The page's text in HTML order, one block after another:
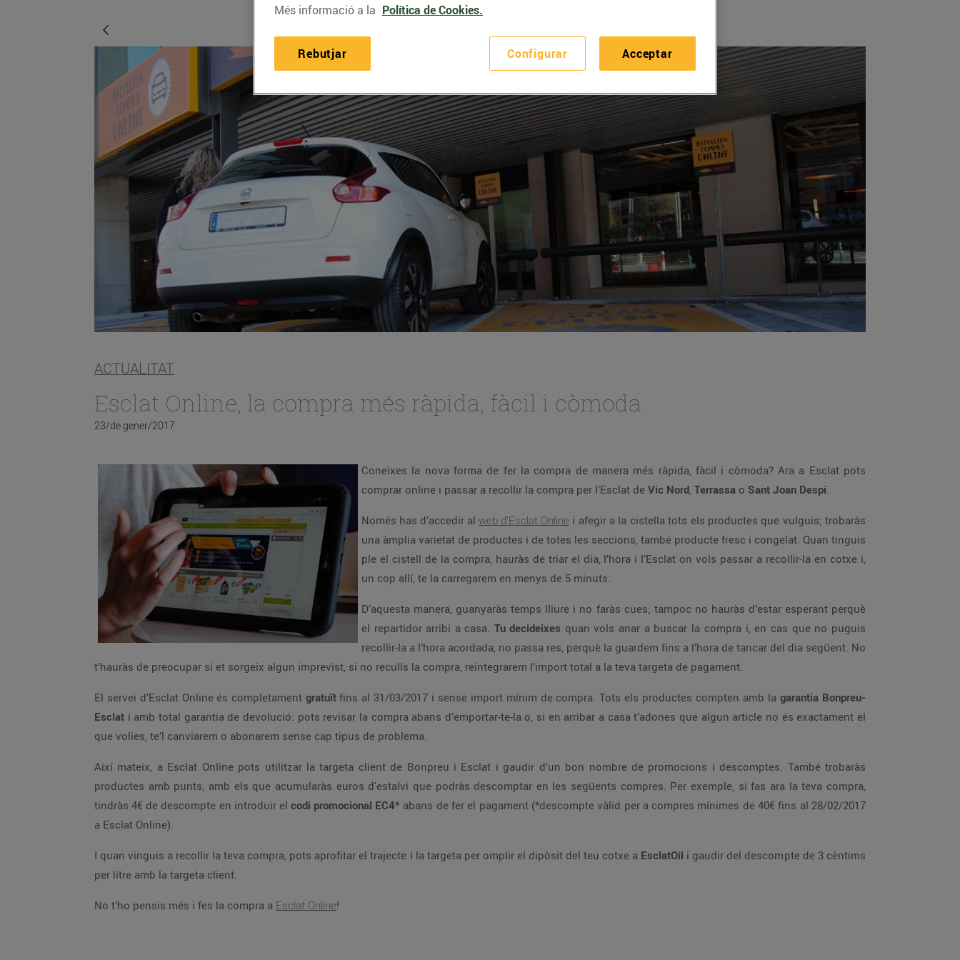
ACTUALITAT
Esclat Online, la compra més ràpida, fàcil i còmoda
23/de gener/2017
Coneixes la nova forma de fer la compra de manera més ràpida, fàcil i còmoda? Ara a Esclat pots
comprar online i passar a recollir la compra per l’Esclat de Vic Nord, Terrassa o Sant Joan Despí.
Només has d’accedir al web d’Esclat Online i afegir a la cistella tots els productes que vulguis; trobaràs
una àmplia varietat de productes i de totes les seccions, també producte fresc i congelat. Quan tinguis
ple el cistell de la compra, hauràs de triar el dia, l’hora i l’Esclat on vols passar a recollir-la en cotxe i,
un cop allí, te la carregarem en menys de 5 minuts.
D’aquesta manera, guanyaràs temps lliure i no faràs cues; tampoc no hauràs d’estar esperant perquè
el repartidor arribi a casa. Tu decideixes quan vols anar a buscar la compra i, en cas que no puguis
recollir-la a l’hora acordada, no passa res, perquè la guardem fins a l’hora de tancar del dia següent. No
t’hauràs de preocupar si et sorgeix algun imprevist, si no reculls la compra, reintegrarem l’import total a la teva targeta de pagament.
El servei d’Esclat Online és completament gratuït fins al 31/03/2017 i sense import mínim de compra. Tots els productes compten amb la garantia Bonpreu-
Esclat i amb total garantia de devolució: pots revisar la compra abans d’emportar-te-la o, si en arribar a casa t’adones que algun article no és exactament el
que volies, te’l canviarem o abonarem sense cap tipus de problema.
Així mateix, a Esclat Online pots utilitzar la targeta client de Bonpreu i Esclat i gaudir d’un bon nombre de promocions i descomptes. També trobaràs
productes amb punts, amb els que acumularàs euros d'estalvi que podràs descomptar en les següents compres. Per exemple, si fas ara la teva compra,
tindràs 4€ de descompte en introduir el codi promocional EC4* abans de fer el pagament (*descompte vàlid per a compres mínimes de 40€ fins al 28/02/2017
a Esclat Online).
I quan vinguis a recollir la teva compra, pots aprofitar el trajecte i la targeta per omplir el dipòsit del teu cotxe a EsclatOil i gaudir del descompte de 3 cèntims
per litre amb la targeta client.
No t’ho pensis més i fes la compra a Esclat Online!
Més informació a la Política de Cookies.
Configurar
Rebutjar Acceptar